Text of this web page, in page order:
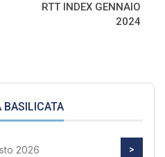
RTT INDEX GENNAIO
2024
BASILICATA
2026 >